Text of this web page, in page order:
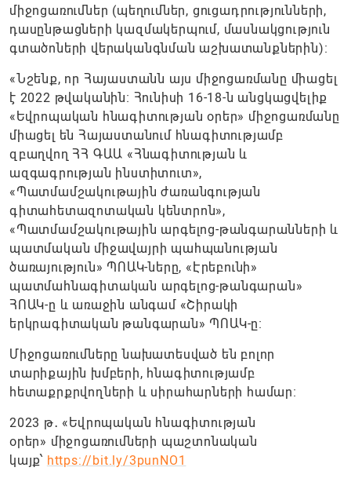
միջոցառումներ (պեղումներ, ցուցադրությունների,
դասընթացների կազմակերպում, մասնակցություն
գտածոների վերականգնման աշխատանքներին)։
«Նշենք, որ Հայաստանն այս միջոցառմանը միացել
է 2022 թվականին։ Հունիսի 16-18-ն անցկացվելիք
«Եվրոպական հնագիտության օրեր» միջոցառմանը
միացել են Հայաստանում հնագիտությամբ
զբաղվող ՀՀ ԳԱԱ «Հնագիտության և
ազգագրության ինստիտուտ»,
«Պատմամշակութային ժառանգության
գիտահետազոտական կենտրոն»,
«Պատմամշակութային արգելոց-թանգարանների և
պատմական միջավայրի պահպանության
ծառայություն» ՊՈԱԿ-ները, «Էրեբունի»
պատմահնագիտական արգելոց-թանգարան»
ՀՈԱԿ-ը և առաջին անգամ «Շիրակի
երկրագիտական թանգարան» ՊՈԱԿ-ը։
Միջոցառումները նախատեսված են բոլոր
տարիքային խմբերի, հնագիտությամբ
հետաքրքրվողների և սիրահարների համար։
2023 թ․ «Եվրոպական հնագիտության
օրեր» միջոցառումների պաշտոնական
կայք՝ https://bit.ly/3punNO1